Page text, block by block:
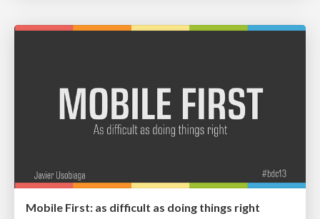
Mobile First: as difficult as doing things right